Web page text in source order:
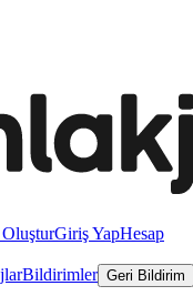
Giriş YapHesap
Bildirimler Geri Bildirim